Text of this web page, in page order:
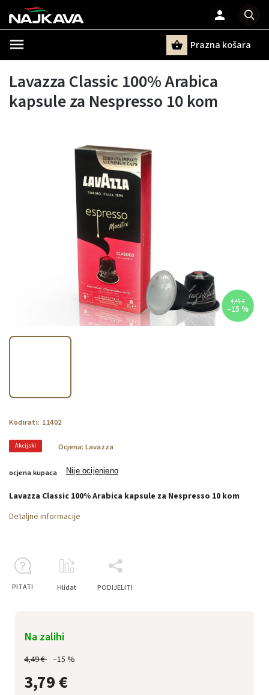
Prazna košara
Lavazza Classic 100% Arabica
kapsule za Nespresso 10 kom
4,49 €
–15 %
Kodirati: 11402
Akcijski
ocjena kupaca Nije ocijenjeno
Ocjena: Lavazza
4,49 € –15 %
3,79 €
Na zalihi
Lavazza Classic 100% Arabica kapsule za Nespresso 10 kom
Detaljne informacije
PITATI Hlídat PODIJELITI